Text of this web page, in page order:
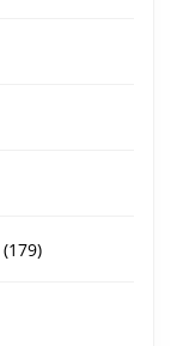
179179